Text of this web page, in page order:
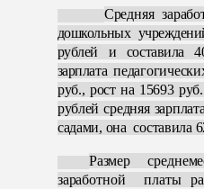
Средняя
дошкольных
рублей и составила
зарплата
руб., рост на 15693
рублей средняя
садами, она составила
Размер
заработной платы